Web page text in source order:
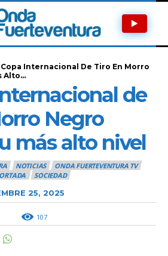
Copa Internacional De Tiro En Morro
Alto...
de
Negro
más alto nivel
NOTICIAS
ONDA FUERTEVENTURA TV
SOCIEDAD
25, 2025
107